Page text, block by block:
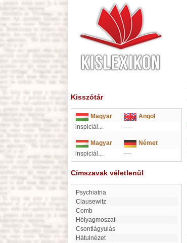
Kisszótár
Magyar
Angol
inspiciál...
----
Magyar
Német
inspiciál...
----
Címszavak véletlenül
Psychiatria
Clausewitz
Comb
Hólyagmoszat
Csontlágyulás
Hátulnézet